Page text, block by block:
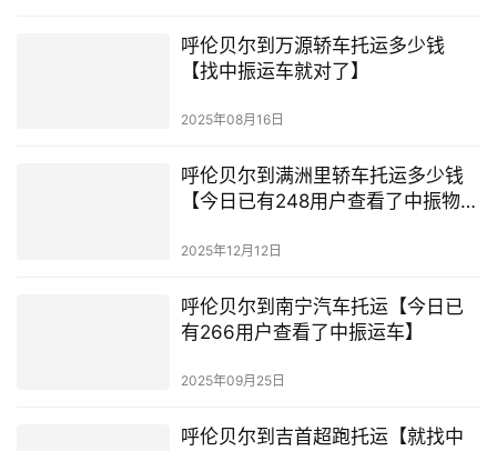
呼伦贝尔到万源轿车托运多少钱
【找中振运车就对了】
2025年08月16日
呼伦贝尔到满洲里轿车托运多少钱
【今日已有248用户查看了中振物
2025年12月12日
呼伦贝尔到南宁汽车托运【今日已
有266用户查看了中振运车】
2025年09月25日
呼伦贝尔到吉首超跑托运【就找中